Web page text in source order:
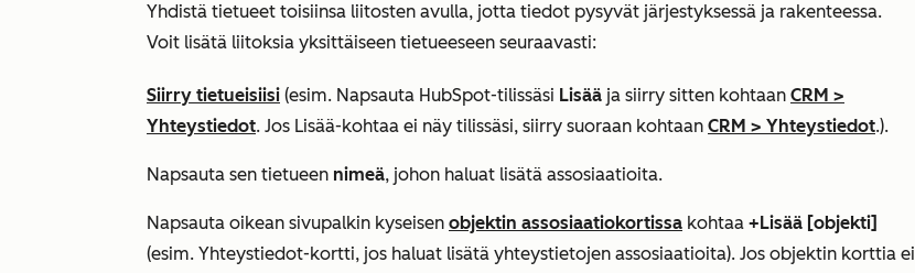
Yhdistä tietueet toisiinsa liitosten avulla, jotta tiedot pysyvät järjestyksessä ja rakenteessa.
Voit lisätä liitoksia yksittäiseen tietueeseen seuraavasti:
Siirry tietueisiisi (esim. Napsauta HubSpot-tilissäsi Lisää ja siirry sitten kohtaan CRM >
Yhteystiedot. Jos Lisää-kohtaa ei näy tilissäsi, siirry suoraan kohtaan CRM > Yhteystiedot.).
Napsauta sen tietueen nimeä, johon haluat lisätä assosiaatioita.
Napsauta oikean sivupalkin kyseisen objektin assosiaatiokortissa kohtaa +Lisää [objekti]
(esim. Yhteystiedot-kortti, jos haluat lisätä yhteystietojen assosiaatioita). Jos objektin korttia ei